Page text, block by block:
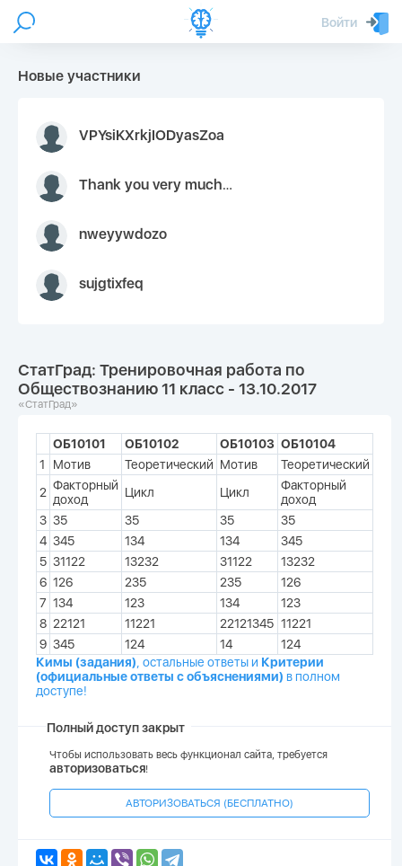
Войти
Новые участники
VPYsiKXrkjIODyasZoa
Thank you very much for your inquiry We appreciate you 9126052 https://youtube.com faceapple !
nweyywdozo
sujgtixfeq
СтатГрад: Тренировочная работа по
Обществознанию 11 класс - 13.10.2017
«СтатГрад»
ОБ10101 ОБ10102 ОБ10103 ОБ10104
1
Мотив Теоретический Мотив
Теоретический
2 Факторный
доход
Цикл Цикл
Факторный
доход
3 35 35 35
35
4 345 134 134
345
5 31122 13232 31122
13232
6 126 235 235
126
7 134 123 134
123
8 22121 11221 22121345 11221
9 345 124 14
124
Кимы (задания) , остальные ответы и Критерии
(официальные ответы с объяснениями) в полном
доступе!
Полный доступ закрыт
Чтобы использовать весь функционал сайта, требуется
авторизоваться!
АВТОРИЗОВАТЬСЯ (БЕСПЛАТНО)